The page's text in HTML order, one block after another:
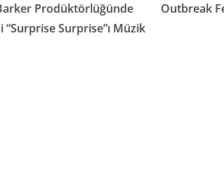
Prodüktörlüğünde
Surprise”ı Müzik
Outbreak